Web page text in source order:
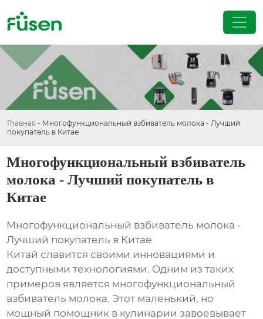
Главная - Многофункциональный взбиватель молока - Лучший
покупатель в Китае
Многофункциональный взбиватель
молока - Лучший покупатель в
Китае
Многофункциональный взбиватель молока -
Лучший покупатель в Китае
Китай славится своими инновациями и
доступными технологиями. Одним из таких
примеров является многофункциональный
взбиватель молока. Этот маленький, но
мощный помощник в кулинарии завоевывает